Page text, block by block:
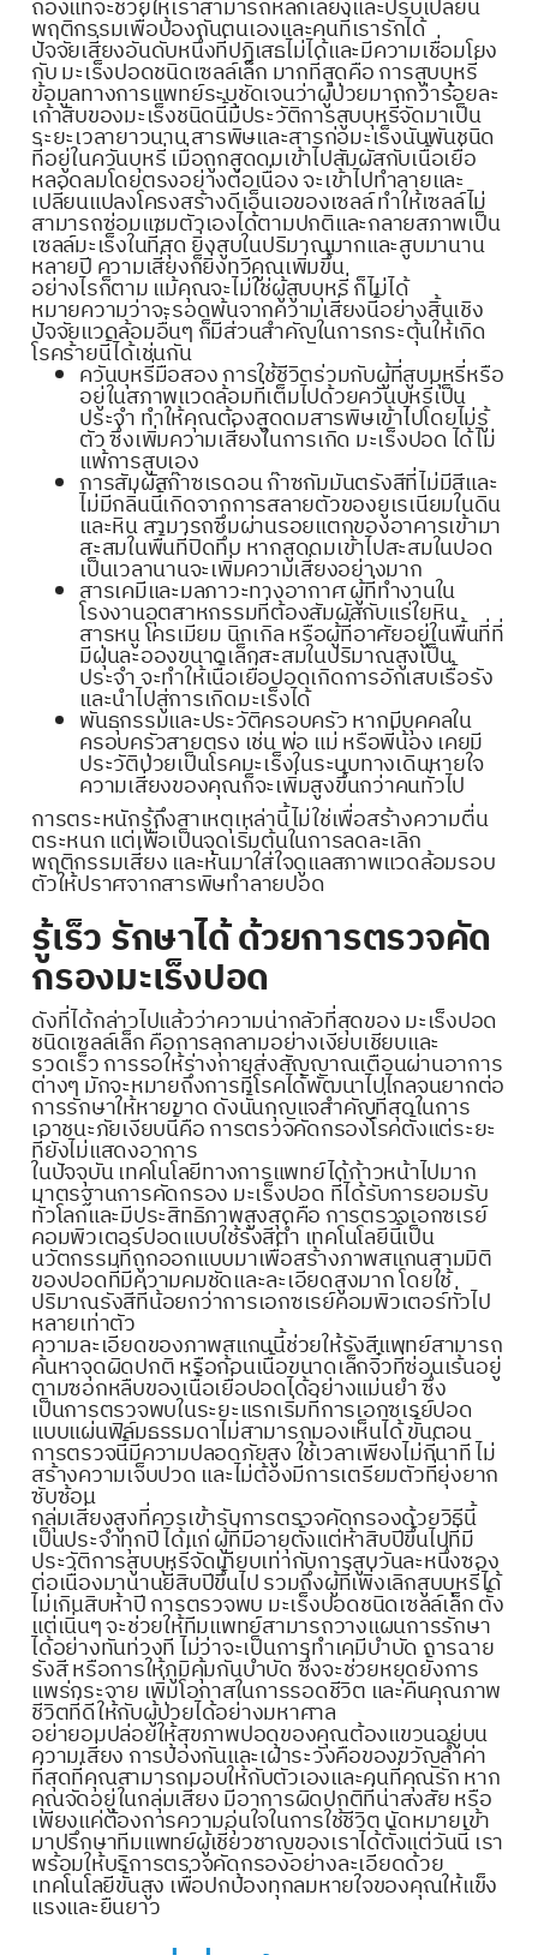
ถ่องแท้จะช่วยให้เราสามารถหลีกเลี่ยงและปรับเปลี่ยน
พฤติกรรมเพื่อป้องกันตนเองและคนที่เรารักได้
ปัจจัยเสี่ยงอันดับหนึ่งที่ปฏิเสธไม่ได้และมีความเชื่อมโยง
กับ มะเร็งปอดชนิดเซลล์เล็ก มากที่สุดคือ การสูบบุหรี่
ข้อมูลทางการแพทย์ระบุชัดเจนว่าผู้ป่วยมากกว่าร้อยละ
เก้าสิบของมะเร็งชนิดนี้มีประวัติการสูบบุหรี่จัดมาเป็น
ระยะเวลายาวนาน สารพิษและสารก่อมะเร็งนับพันชนิด
ที่อยู่ในควันบุหรี่ เมื่อถูกสูดดมเข้าไปสัมผัสกับเนื้อเยื่อ
หลอดลมโดยตรงอย่างต่อเนื่อง จะเข้าไปทำลายและ
เปลี่ยนแปลงโครงสร้างดีเอ็นเอของเซลล์ ทำให้เซลล์ไม่
สามารถซ่อมแซมตัวเองได้ตามปกติและกลายสภาพเป็น
เซลล์มะเร็งในที่สุด ยิ่งสูบในปริมาณมากและสูบมานาน
หลายปี ความเสี่ยงก็ยิ่งทวีคูณเพิ่มขึ้น
อย่างไรก็ตาม แม้คุณจะไม่ใช่ผู้สูบบุหรี่ ก็ไม่ได้
หมายความว่าจะรอดพ้นจากความเสี่ยงนี้อย่างสิ้นเชิง
ปัจจัยแวดล้อมอื่นๆ ก็มีส่วนสำคัญในการกระตุ้นให้เกิด
โรคร้ายนี้ได้เช่นกัน
ควันบุหรี่มือสอง การใช้ชีวิตร่วมกับผู้ที่สูบบุหรี่หรือ
อยู่ในสภาพแวดล้อมที่เต็มไปด้วยควันบุหรี่เป็น
ประจำ ทำให้คุณต้องสูดดมสารพิษเข้าไปโดยไม่รู้
ตัว ซึ่งเพิ่มความเสี่ยงในการเกิด มะเร็งปอด ได้ไม่
แพ้การสูบเอง
การสัมผัสก๊าซเรดอน ก๊าซกัมมันตรังสีที่ไม่มีสีและ
ไม่มีกลิ่นนี้เกิดจากการสลายตัวของยูเรเนียมในดิน
และหิน สามารถซึมผ่านรอยแตกของอาคารเข้ามา
สะสมในพื้นที่ปิดทึบ หากสูดดมเข้าไปสะสมในปอด
เป็นเวลานานจะเพิ่มความเสี่ยงอย่างมาก
สารเคมีและมลภาวะทางอากาศ ผู้ที่ทำงานใน
โรงงานอุตสาหกรรมที่ต้องสัมผัสกับแร่ใยหิน
สารหนู โครเมียม นิกเกิล หรือผู้ที่อาศัยอยู่ในพื้นที่ที่
มีฝุ่นละอองขนาดเล็กสะสมในปริมาณสูงเป็น
ประจำ จะทำให้เนื้อเยื่อปอดเกิดการอักเสบเรื้อรัง
และนำไปสู่การเกิดมะเร็งได้
พันธุกรรมและประวัติครอบครัว หากมีบุคคลใน
ครอบครัวสายตรง เช่น พ่อ แม่ หรือพี่น้อง เคยมี
ประวัติป่วยเป็นโรคมะเร็งในระบบทางเดินหายใจ
ความเสี่ยงของคุณก็จะเพิ่มสูงขึ้นกว่าคนทั่วไป
การตระหนักรู้ถึงสาเหตุเหล่านี้ไม่ใช่เพื่อสร้างความตื่น
ตระหนก แต่เพื่อเป็นจุดเริ่มต้นในการลดละเลิก
พฤติกรรมเสี่ยง และหันมาใส่ใจดูแลสภาพแวดล้อมรอบ
ตัวให้ปราศจากสารพิษทำลายปอด
รู้เร็ว รักษาได้ ด้วยการตรวจคัด
กรองมะเร็งปอด
ดังที่ได้กล่าวไปแล้วว่าความน่ากลัวที่สุดของ มะเร็งปอด
ชนิดเซลล์เล็ก คือการลุกลามอย่างเงียบเชียบและ
รวดเร็ว การรอให้ร่างกายส่งสัญญาณเตือนผ่านอาการ
ต่างๆ มักจะหมายถึงการที่โรคได้พัฒนาไปไกลจนยากต่อ
การรักษาให้หายขาด ดังนั้นกุญแจสำคัญที่สุดในการ
เอาชนะภัยเงียบนี้คือ การตรวจคัดกรองโรคตั้งแต่ระยะ
ที่ยังไม่แสดงอาการ
ในปัจจุบัน เทคโนโลยีทางการแพทย์ได้ก้าวหน้าไปมาก
มาตรฐานการคัดกรอง มะเร็งปอด ที่ได้รับการยอมรับ
ทั่วโลกและมีประสิทธิภาพสูงสุดคือ การตรวจเอกซเรย์
คอมพิวเตอร์ปอดแบบใช้รังสีต่ำ เทคโนโลยีนี้เป็น
นวัตกรรมที่ถูกออกแบบมาเพื่อสร้างภาพสแกนสามมิติ
ของปอดที่มีความคมชัดและละเอียดสูงมาก โดยใช้
ปริมาณรังสีที่น้อยกว่าการเอกซเรย์คอมพิวเตอร์ทั่วไป
หลายเท่าตัว
ความละเอียดของภาพสแกนนี้ช่วยให้รังสีแพทย์สามารถ
ค้นหาจุดผิดปกติ หรือก้อนเนื้อขนาดเล็กจิ๋วที่ซ่อนเร้นอยู่
ตามซอกหลืบของเนื้อเยื่อปอดได้อย่างแม่นยำ ซึ่ง
เป็นการตรวจพบในระยะแรกเริ่มที่การเอกซเรย์ปอด
แบบแผ่นฟิล์มธรรมดาไม่สามารถมองเห็นได้ ขั้นตอน
การตรวจนี้มีความปลอดภัยสูง ใช้เวลาเพียงไม่กี่นาที ไม่
สร้างความเจ็บปวด และไม่ต้องมีการเตรียมตัวที่ยุ่งยาก
ซับซ้อน
กลุ่มเสี่ยงสูงที่ควรเข้ารับการตรวจคัดกรองด้วยวิธีนี้
เป็นประจำทุกปี ได้แก่ ผู้ที่มีอายุตั้งแต่ห้าสิบปีขึ้นไปที่มี
ประวัติการสูบบุหรี่จัดเทียบเท่ากับการสูบวันละหนึ่งซอง
ต่อเนื่องมานานยี่สิบปีขึ้นไป รวมถึงผู้ที่เพิ่งเลิกสูบบุหรี่ได้
ไม่เกินสิบห้าปี การตรวจพบ มะเร็งปอดชนิดเซลล์เล็ก ตั้ง
แต่เนิ่นๆ จะช่วยให้ทีมแพทย์สามารถวางแผนการรักษา
ได้อย่างทันท่วงที ไม่ว่าจะเป็นการทำเคมีบำบัด การฉาย
รังสี หรือการให้ภูมิคุ้มกันบำบัด ซึ่งจะช่วยหยุดยั้งการ
แพร่กระจาย เพิ่มโอกาสในการรอดชีวิต และคืนคุณภาพ
ชีวิตที่ดีให้กับผู้ป่วยได้อย่างมหาศาล
อย่ายอมปล่อยให้สุขภาพปอดของคุณต้องแขวนอยู่บน
ความเสี่ยง การป้องกันและเฝ้าระวังคือของขวัญล้ำค่า
ที่สุดที่คุณสามารถมอบให้กับตัวเองและคนที่คุณรัก หาก
คุณจัดอยู่ในกลุ่มเสี่ยง มีอาการผิดปกติที่น่าสงสัย หรือ
เพียงแค่ต้องการความอุ่นใจในการใช้ชีวิต นัดหมายเข้า
มาปรึกษาทีมแพทย์ผู้เชี่ยวชาญของเราได้ตั้งแต่วันนี้ เรา
พร้อมให้บริการตรวจคัดกรองอย่างละเอียดด้วย
เทคโนโลยีขั้นสูง เพื่อปกป้องทุกลมหายใจของคุณให้แข็ง
แรงและยืนยาว